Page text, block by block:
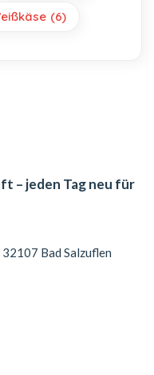
(6)
– jeden Tag neu für
32107 Bad Salzuflen